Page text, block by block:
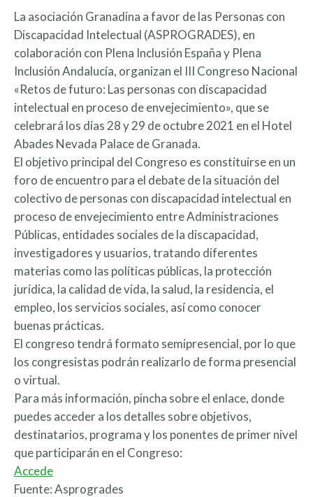
La asociación Granadina a favor de las Personas con
Discapacidad Intelectual (ASPROGRADES), en
colaboración con Plena Inclusión España y Plena
Inclusión Andalucía, organizan el III Congreso Nacional
«Retos de futuro: Las personas con discapacidad
intelectual en proceso de envejecimiento», que se
celebrará los días 28 y 29 de octubre 2021 en el Hotel
Abades Nevada Palace de Granada.
El objetivo principal del Congreso es constituirse en un
foro de encuentro para el debate de la situación del
colectivo de personas con discapacidad intelectual en
proceso de envejecimiento entre Administraciones
Públicas, entidades sociales de la discapacidad,
investigadores y usuarios, tratando diferentes
materias como las políticas públicas, la protección
jurídica, la calidad de vida, la salud, la residencia, el
empleo, los servicios sociales, así como conocer
buenas prácticas.
El congreso tendrá formato semipresencial, por lo que
los congresistas podrán realizarlo de forma presencial
o virtual.
Para más información, pincha sobre el enlace, donde
puedes acceder a los detalles sobre objetivos,
destinatarios, programa y los ponentes de primer nivel
que participarán en el Congreso:
Accede
Fuente: Asprogrades